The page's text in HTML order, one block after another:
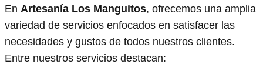
En Artesanía Los Manguitos, ofrecemos una amplia
variedad de servicios enfocados en satisfacer las
necesidades y gustos de todos nuestros clientes.
Entre nuestros servicios destacan: